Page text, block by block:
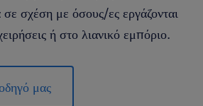
σχέση με όσους/ες εργάζονται
ή στο λιανικό εμπόριο.
μας